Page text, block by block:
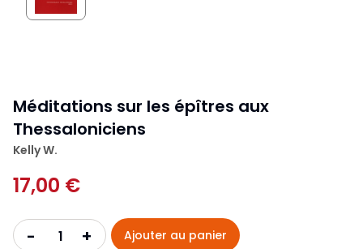
Méditations sur les épîtres aux
Thessaloniciens
Kelly W.
17,00 €
- + Ajouter au panier